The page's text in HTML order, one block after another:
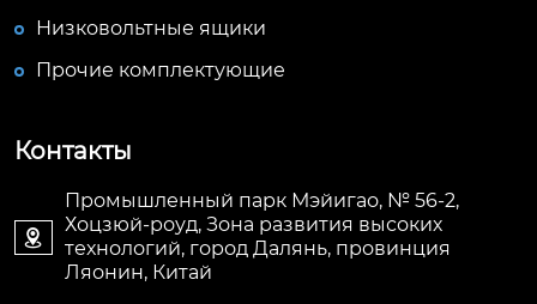
Низковольтные ящики
Прочие комплектующие
Контакты

Промышленный парк Мэйигао, № 56-2,
Хоцзюй-роуд, Зона развития высоких
технологий, город Далянь, провинция
Ляонин, Китай